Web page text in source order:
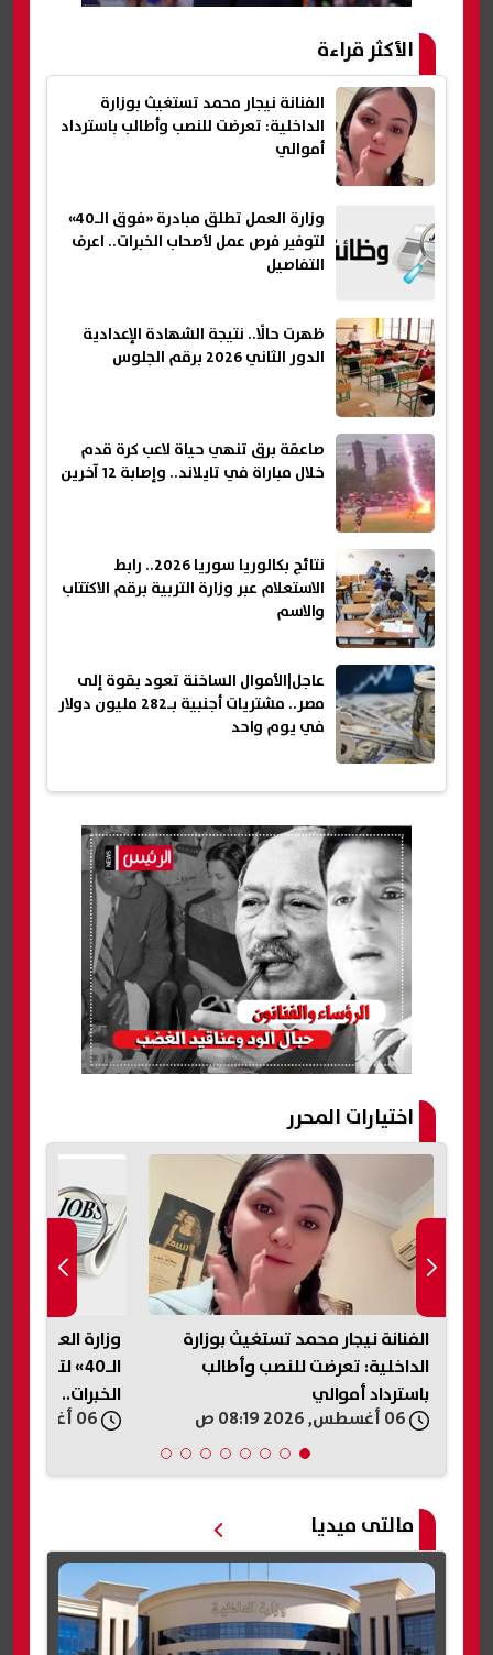
الأكثر قراءة
الفنانة نيجار محمد تستغيث بوزارة
الداخلية: تعرضت للنصب وأطالب باسترداد
أموالي
وزارة العمل تطلق مبادرة «فوق الـ40»
لتوفير فرص عمل لأصحاب الخبرات.. اعرف
التفاصيل
ظهرت حالًا.. نتيجة الشهادة الإعدادية
الدور الثاني 2026 برقم الجلوس
صاعقة برق تنهي حياة لاعب كرة قدم
خلال مباراة في تايلاند.. وإصابة 12 آخرين
نتائج بكالوريا سوريا 2026.. رابط
الاستعلام عبر وزارة التربية برقم الاكتتاب
والاسم
عاجل|الأموال الساخنة تعود بقوة إلى
مصر.. مشتريات أجنبية بـ282 مليون دولار
في يوم واحد
اختيارات المحرر
الفنانة نيجار محمد تستغيث بوزارة
الداخلية: تعرضت للنصب وأطالب
باسترداد أموالي
وزارة العمل
الـ40»
الخبرات.. اعرف
مالتى ميديا